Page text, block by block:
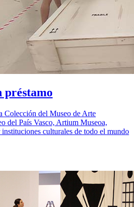
préstamo
Colección del Museo de Arte
del País Vasco, Artium Museoa,
culturales de todo el mundo